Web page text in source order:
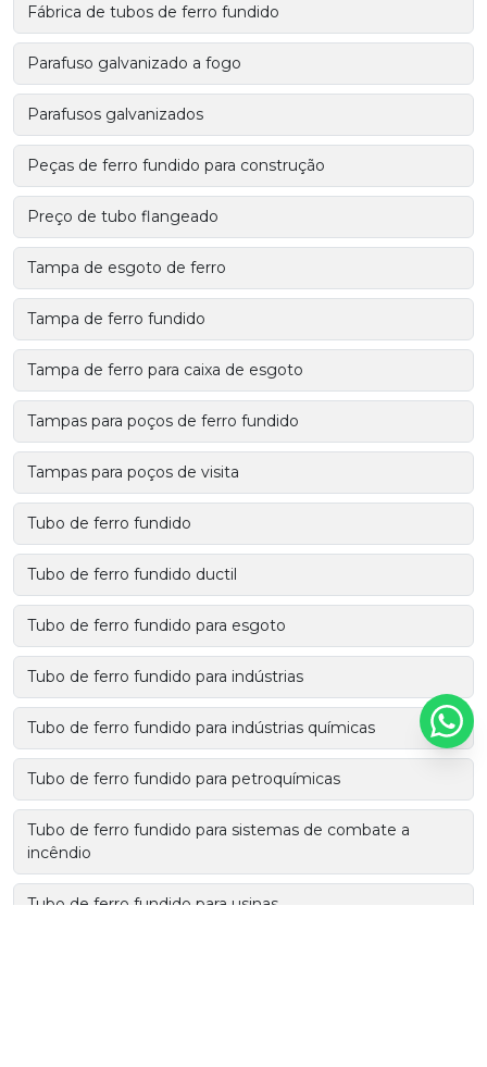
Fábrica de tubos de ferro fundido
Parafuso galvanizado a fogo
Parafusos galvanizados
Peças de ferro fundido para construção
Preço de tubo flangeado
Tampa de esgoto de ferro
Tampa de ferro fundido
Tampa de ferro para caixa de esgoto
Tampas para poços de ferro fundido
Tampas para poços de visita
Tubo de ferro fundido
Tubo de ferro fundido ductil
Tubo de ferro fundido para esgoto
Tubo de ferro fundido para indústrias
Tubo de ferro fundido para indústrias químicas
Tubo de ferro fundido para petroquímicas
Tubo de ferro fundido para sistemas de combate a
incêndio
Tubo de ferro fundido para usinas